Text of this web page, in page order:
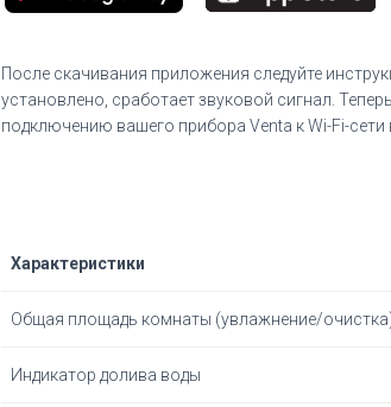
После скачивания приложения следуйте
установлено, сработает звуковой сигнал.
подключению вашего прибора Venta к Wi-Fi-cети
Характеристики
Общая площадь комнаты (увлажнение/
Индикатор долива воды